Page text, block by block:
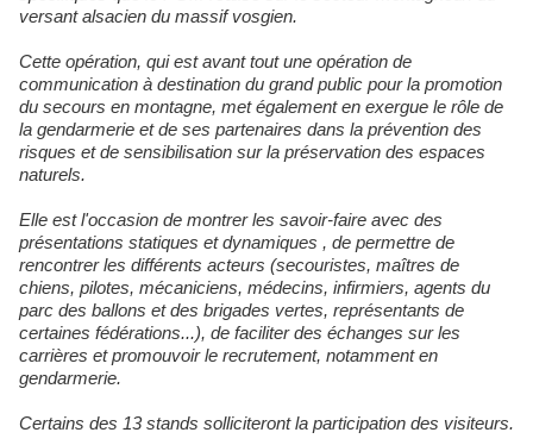
versant alsacien du massif vosgien.
Cette opération, qui est avant tout une opération de
communication à destination du grand public pour la promotion
du secours en montagne, met également en exergue le rôle de
la gendarmerie et de ses partenaires dans la prévention des
risques et de sensibilisation sur la préservation des espaces
naturels.
Elle est l'occasion de montrer les savoir-faire avec des
présentations statiques et dynamiques , de permettre de
rencontrer les différents acteurs (secouristes, maîtres de
chiens, pilotes, mécaniciens, médecins, infirmiers, agents du
parc des ballons et des brigades vertes, représentants de
certaines fédérations...), de faciliter des échanges sur les
carrières et promouvoir le recrutement, notamment en
gendarmerie.
Certains des 13 stands solliciteront la participation des visiteurs.